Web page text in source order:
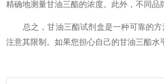
精确地测量甘油三酯的浓度。此外，不同品
总之，甘油三酯试剂盒是一种可靠的方
注意其限制。如果您担心自己的甘油三酯水